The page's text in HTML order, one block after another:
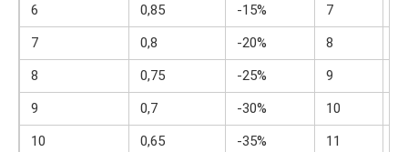
6
0,85 -15% 7
7
0,8 -20% 8
8
0,75 -25% 9
9
0,7 -30% 10
10
0,65 -35% 11